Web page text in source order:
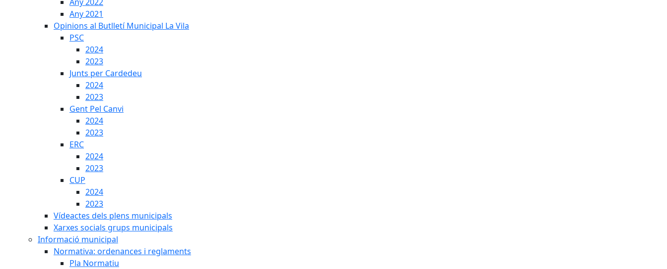
Any 2021
Opinions al Butlletí Municipal La Vila
PSC
2024
2023
Junts per Cardedeu
2024
2023
Gent Pel Canvi
2024
2023
ERC
2024
2023
CUP
2024
2023
Vídeactes dels plens municipals
Xarxes socials grups municipals
Informació municipal
Normativa: ordenances i reglaments
Pla Normatiu